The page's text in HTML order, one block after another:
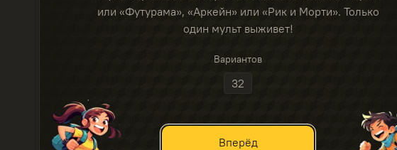
или «Футурама», «Аркейн» или «Рик и Морти». Только
один мульт выживет!
Вариантов
32
Вперёд